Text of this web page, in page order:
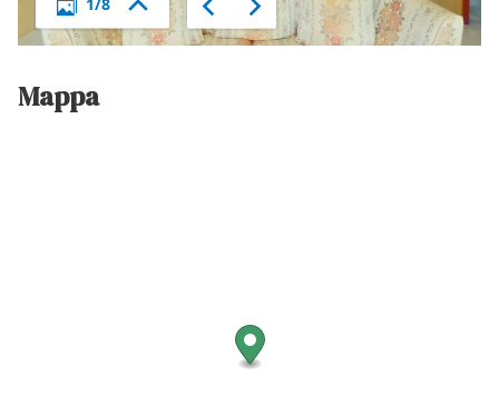
Mappa